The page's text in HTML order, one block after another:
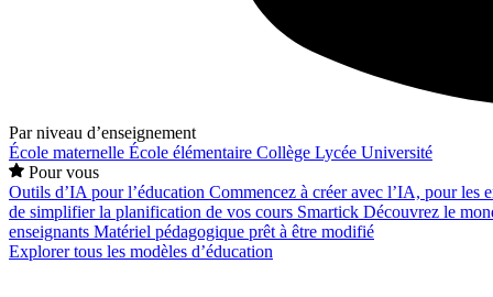
Par niveau d’enseignement
École maternelle École élémentaire Collège Lycée Université
Pour vous
Outils d’IA pour l’éducation Commencez à créer avec l’IA, pour les
de simplifier la planification de vos cours Smartick Découvrez le
enseignants Matériel pédagogique prêt à être modifié
Explorer tous les modèles d’éducation